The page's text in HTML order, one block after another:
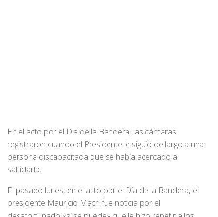
En el acto por el Día de la Bandera, las cámaras
registraron cuando el Presidente le siguió de largo a una
persona discapacitada que se había acercado a
saludarlo.
El pasado lunes, en el acto por el Día de la Bandera, el
presidente Mauricio Macri fue noticia por el